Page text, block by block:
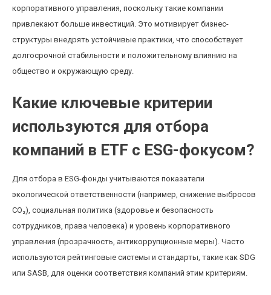
корпоративного управления, поскольку такие компании
привлекают больше инвестиций. Это мотивирует бизнес-
структуры внедрять устойчивые практики, что способствует
долгосрочной стабильности и положительному влиянию на
общество и окружающую среду.
Какие ключевые критерии
используются для отбора
компаний в ETF с ESG-фокусом?
Для отбора в ESG-фонды учитываются показатели
экологической ответственности (например, снижение выбросов
CO₂), социальная политика (здоровье и безопасность
сотрудников, права человека) и уровень корпоративного
управления (прозрачность, антикоррупционные меры). Часто
используются рейтинговые системы и стандарты, такие как SDG
или SASB, для оценки соответствия компаний этим критериям.